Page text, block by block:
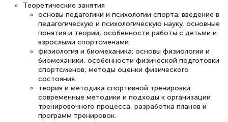
подчеркуть, что при обращении
оперативно связались со мной
специалисты, ответили на все
интересующие вопросы и в течении
двух…
Светлана К
Теоретические занятия
основы педагогики и психологии спорта: введение в
педагогическую и психологическую науку, основные
понятия и теории, особенности работы с детьми и
взрослыми спортсменами.
физиология и биомеханика: основы физиологии и
биомеханики, особенности физической подготовки
спортсменов, методы оценки физического
состояния.
теория и методика спортивной тренировки:
современные методики и подходы к организации
тренировочного процесса, разработка планов и
программ тренировок.